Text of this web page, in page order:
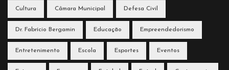
Cultura Câmara Municipal Defesa Civil
Dr. Fabrício Bergamin Educação Empreendedorismo
Entretenimento Escola Esportes Eventos